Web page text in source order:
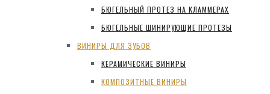
БЮГЕЛЬНЫЙ ПРОТЕЗ НА КЛАММЕРАХ
БЮГЕЛЬНЫЕ ШИНИРУЮЩИЕ ПРОТЕЗЫ
ВИНИРЫ ДЛЯ ЗУБОВ
КЕРАМИЧЕСКИЕ ВИНИРЫ
КОМПОЗИТНЫЕ ВИНИРЫ